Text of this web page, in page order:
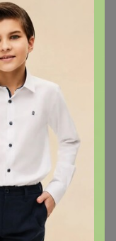
) А еще
электронной
передам